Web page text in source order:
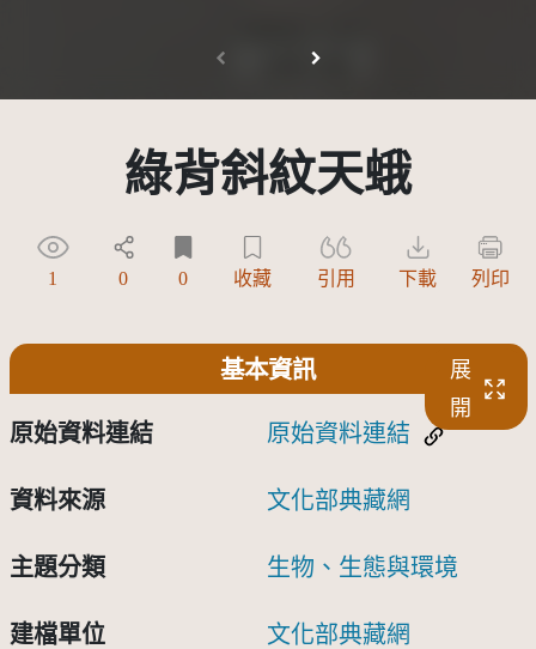
綠背斜紋天蛾
1 0 0 收藏 引用 下載 列印
基本資訊
展
開
原始資料連結 原始資料連結
資料來源 文化部典藏網
主題分類 生物、生態與環境
建檔單位 文化部典藏網